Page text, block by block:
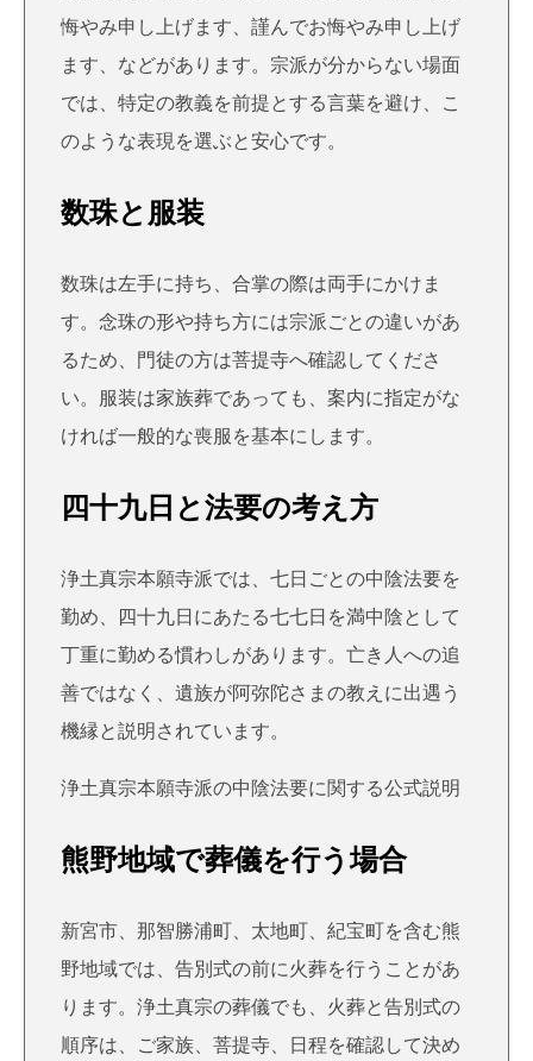
悔やみ申し上げます、謹んでお悔やみ申し上げ
ます、などがあります。宗派が分からない場面
では、特定の教義を前提とする言葉を避け、こ
のような表現を選ぶと安心です。
数珠と服装
数珠は左手に持ち、合掌の際は両手にかけま
す。念珠の形や持ち方には宗派ごとの違いがあ
るため、門徒の方は菩提寺へ確認してくださ
い。服装は家族葬であっても、案内に指定がな
ければ一般的な喪服を基本にします。
四十九日と法要の考え方
浄土真宗本願寺派では、七日ごとの中陰法要を
勤め、四十九日にあたる七七日を満中陰として
丁重に勤める慣わしがあります。亡き人への追
善ではなく、遺族が阿弥陀さまの教えに出遇う
機縁と説明されています。
浄土真宗本願寺派の中陰法要に関する公式説明
熊野地域で葬儀を行う場合
新宮市、那智勝浦町、太地町、紀宝町を含む熊
野地域では、告別式の前に火葬を行うことがあ
ります。浄土真宗の葬儀でも、火葬と告別式の
順序は、ご家族、菩提寺、日程を確認して決め